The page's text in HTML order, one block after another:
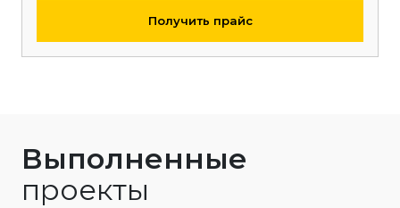
Получить прайс
Выполненные
проекты